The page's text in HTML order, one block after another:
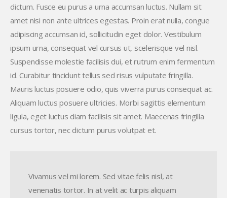
dictum. Fusce eu purus a urna accumsan luctus. Nullam sit
amet nisi non ante ultrices egestas. Proin erat nulla, congue
adipiscing accumsan id, sollicitudin eget dolor. Vestibulum
ipsum urna, consequat vel cursus ut, scelerisque vel nisl.
Suspendisse molestie facilisis dui, et rutrum enim fermentum
id. Curabitur tincidunt tellus sed risus vulputate fringilla.
Mauris luctus posuere odio, quis viverra purus consequat ac.
Aliquam luctus posuere ultricies. Morbi sagittis elementum
ligula, eget luctus diam facilisis sit amet. Maecenas fringilla
cursus tortor, nec dictum purus volutpat et.
Vivamus vel mi lorem. Sed vitae felis nisl, at
venenatis tortor. In at velit ac turpis aliquam